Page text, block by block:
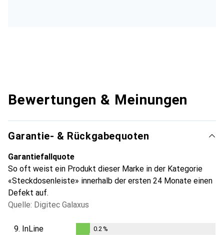
Bewertungen & Meinungen
Garantie- & Rückgabequoten
Garantiefallquote
So oft weist ein Produkt dieser Marke in der Kategorie
«Steckdosenleiste» innerhalb der ersten 24 Monate einen
Defekt auf.
Quelle: Digitec Galaxus
9. InLine 0.2 %